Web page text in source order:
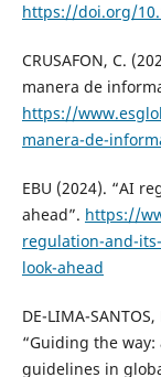
https://doi.org/
CRUSAFON, C.
manera de
https://
manera-de-
EBU (2024). “AI
ahead”. https://
regulation-and-
look-ahead
DE-LIMA-
“Guiding the
guidelines in